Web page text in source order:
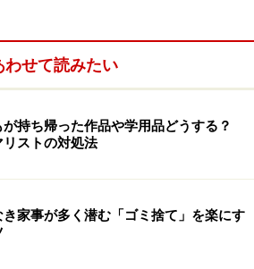
わせて読みたい
持ち帰った作品や学用品どうする？
リストの対処法
き家事が多く潜む「ゴミ捨て」を楽にす